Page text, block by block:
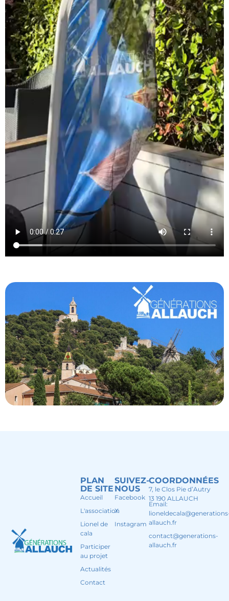
SUIVEZ-
NOUS
Facebook
X
Instagram
PLAN
DE SITE
Accueil
L'association
Lionel de
cala
Participer
au projet
Actualités
Contact
COORDONNÉES
7, le Clos Pie d’Autry
13 190 ALLAUCH
Email:
allauch.fr
contact@generations-
allauch.fr